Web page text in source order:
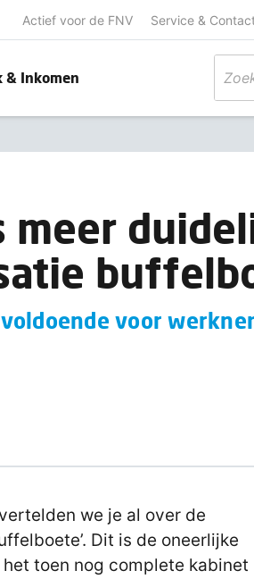
Actief voor de FNV Service &
& Inkomen
meer
voor
we je al over de
Dit is de oneerlijke
toen nog complete kabinet